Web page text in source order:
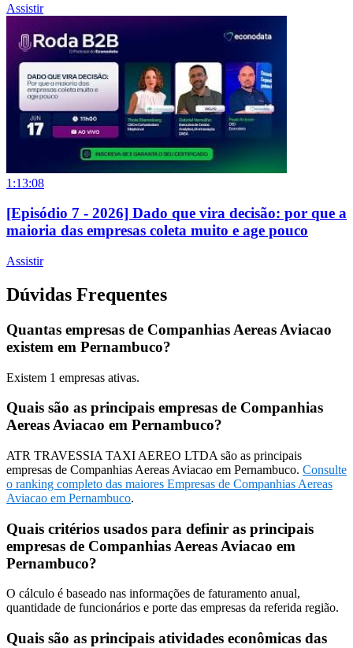
Assistir
1:13:08
[Episódio 7 - 2026] Dado que vira decisão: por que a
maioria das empresas coleta muito e age pouco
Assistir
Dúvidas Frequentes
Quantas empresas de Companhias Aereas Aviacao
existem em Pernambuco?
Existem 1 empresas ativas.
Quais são as principais empresas de Companhias
Aereas Aviacao em Pernambuco?
ATR TRAVESSIA TAXI AEREO LTDA são as principais
empresas de Companhias Aereas Aviacao em Pernambuco. Consulte
o ranking completo das maiores Empresas de Companhias Aereas
Aviacao em Pernambuco.
Quais critérios usados para definir as principais
empresas de Companhias Aereas Aviacao em
Pernambuco?
O cálculo é baseado nas informações de faturamento anual,
quantidade de funcionários e porte das empresas da referida região.
Quais são as principais atividades econômicas das